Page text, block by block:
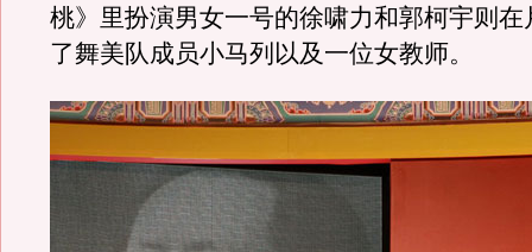
桃》里扮演男女一号的徐啸力和郭柯宇则在
了舞美队成员小马列以及一位女教师。